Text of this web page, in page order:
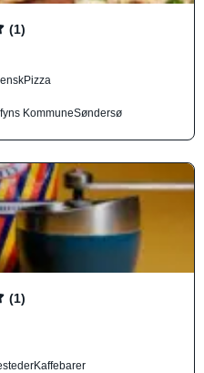
(1)
Pizza
KommuneSøndersø
(1)
Kaffebarer